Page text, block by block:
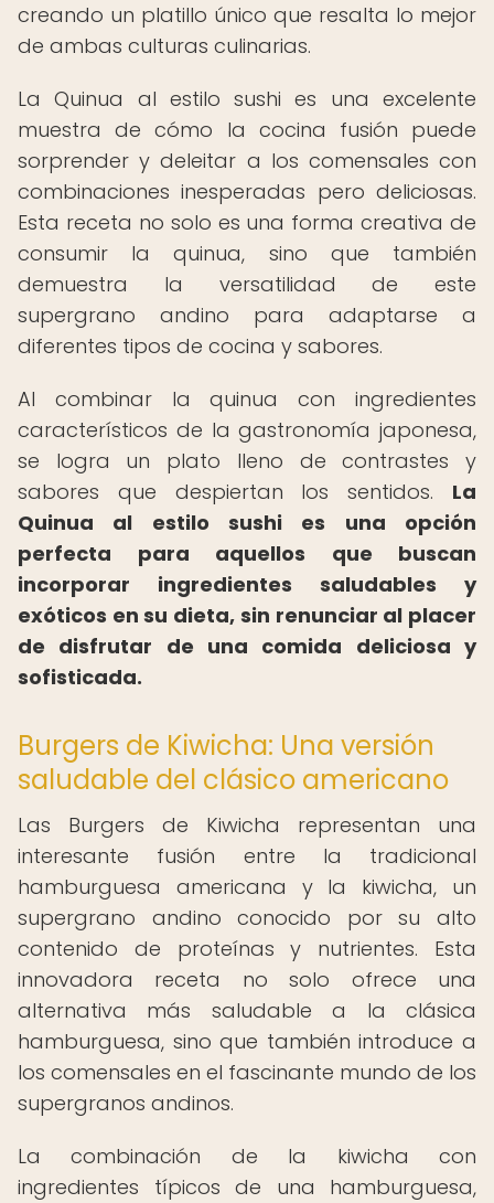
creando un platillo único que resalta lo mejor
de ambas culturas culinarias.
La Quinua al estilo sushi es una excelente
muestra de cómo la cocina fusión puede
sorprender y deleitar a los comensales con
combinaciones inesperadas pero deliciosas.
Esta receta no solo es una forma creativa de
consumir la quinua, sino que también
demuestra la versatilidad de este
supergrano andino para adaptarse a
diferentes tipos de cocina y sabores.
Al combinar la quinua con ingredientes
característicos de la gastronomía japonesa,
se logra un plato lleno de contrastes y
sabores que despiertan los sentidos. La
Quinua al estilo sushi es una opción
perfecta para aquellos que buscan
incorporar ingredientes saludables y
exóticos en su dieta, sin renunciar al placer
de disfrutar de una comida deliciosa y
sofisticada.
Burgers de Kiwicha: Una versión
saludable del clásico americano
Las Burgers de Kiwicha representan una
interesante fusión entre la tradicional
hamburguesa americana y la kiwicha, un
supergrano andino conocido por su alto
contenido de proteínas y nutrientes. Esta
innovadora receta no solo ofrece una
alternativa más saludable a la clásica
hamburguesa, sino que también introduce a
los comensales en el fascinante mundo de los
supergranos andinos.
La combinación de la kiwicha con
ingredientes típicos de una hamburguesa,